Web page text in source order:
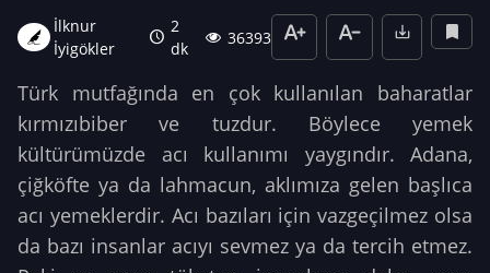
İlknur
İyigökler
2
dk
36393
Türk mutfağında en çok kullanılan baharatlar
kırmızıbiber ve tuzdur. Böylece yemek
kültürümüzde acı kullanımı yaygındır. Adana,
çiğköfte ya da lahmacun, aklımıza gelen başlıca
acı yemeklerdir. Acı bazıları için vazgeçilmez olsa
da bazı insanlar acıyı sevmez ya da tercih etmez.